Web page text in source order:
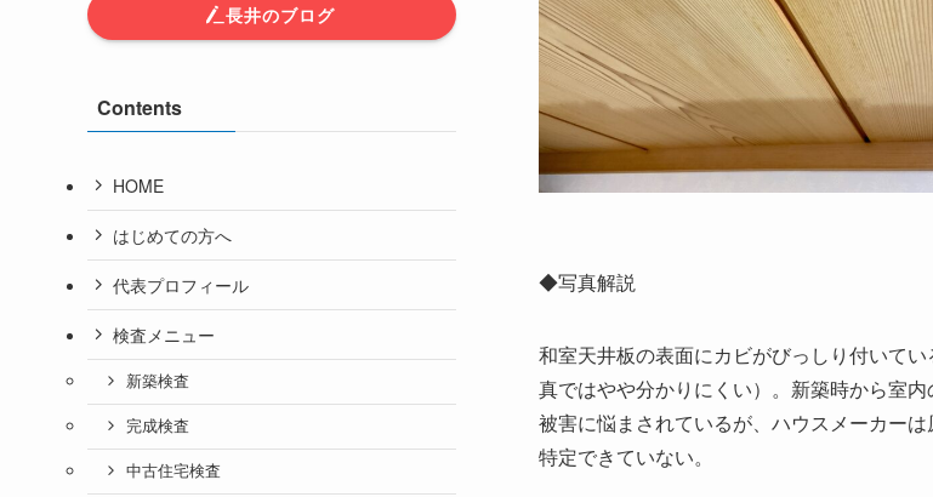
◆写真解説
和室天井板の表面にカビがびっしり付いてい
真ではやや分かりにくい）。新築時から室内
被害に悩まされているが、ハウスメーカーは
特定できていない。
長井のブログ
Contents
HOME
はじめての方へ
代表プロフィール
検査メニュー
新築検査
完成検査
中古住宅検査